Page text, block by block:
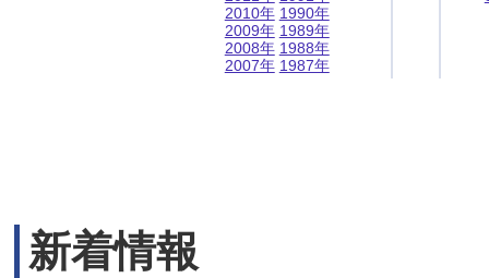
2010年
2009年
2008年
2007年
1990年
1989年
1988年
1987年
新着情報